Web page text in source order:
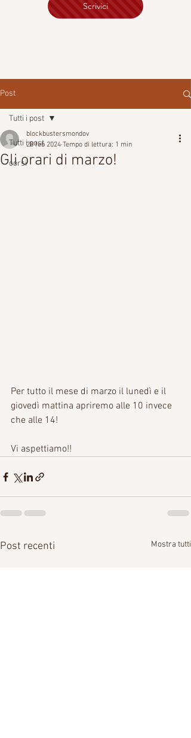
Scrivici
Post
Tutti i post
corsi
Tutti i post
Gli orari di marzo!
blockbustersmondov
28 feb 2024 Tempo di lettura: 1 min
Per tutto il mese di marzo il lunedì e il
giovedì mattina apriremo alle 10 invece
che alle 14!
Vi aspettiamo!!
Post recenti Mostra tutti